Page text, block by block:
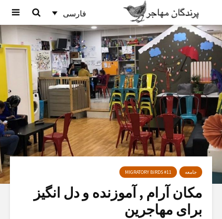
فارسی
جامعه MIGRATORY BIRDS #11
مکان آرام , آموزنده و دل انگیز
برای مهاجرین